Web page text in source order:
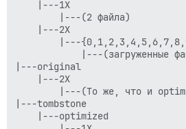
    |---1X
        |---(2 файла)
    |---2X
|---
|---(загруженные
|---original
    |---2X
|---(То же, что и
|---tombstone
    |---optimized